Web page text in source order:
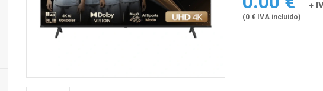
+
(0 € IVA incluido)